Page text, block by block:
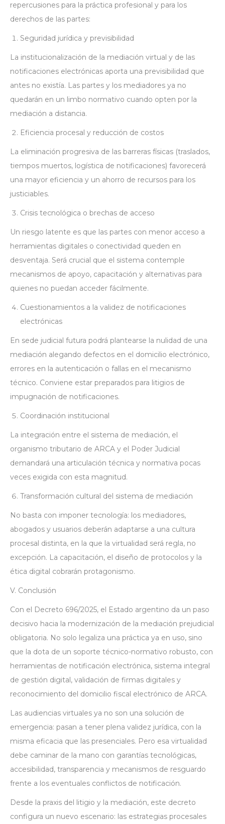
repercusiones para la práctica profesional y para los
derechos de las partes:
Seguridad jurídica y previsibilidad
La institucionalización de la mediación virtual y de las
notificaciones electrónicas aporta una previsibilidad que
antes no existía. Las partes y los mediadores ya no
quedarán en un limbo normativo cuando opten por la
mediación a distancia.
Eficiencia procesal y reducción de costos
La eliminación progresiva de las barreras físicas (traslados,
tiempos muertos, logística de notificaciones) favorecerá
una mayor eficiencia y un ahorro de recursos para los
justiciables.
Crisis tecnológica o brechas de acceso
Un riesgo latente es que las partes con menor acceso a
herramientas digitales o conectividad queden en
desventaja. Será crucial que el sistema contemple
mecanismos de apoyo, capacitación y alternativas para
quienes no puedan acceder fácilmente.
Cuestionamientos a la validez de notificaciones
electrónicas
En sede judicial futura podrá plantearse la nulidad de una
mediación alegando defectos en el domicilio electrónico,
errores en la autenticación o fallas en el mecanismo
técnico. Conviene estar preparados para litigios de
impugnación de notificaciones.
Coordinación institucional
La integración entre el sistema de mediación, el
organismo tributario de ARCA y el Poder Judicial
demandará una articulación técnica y normativa pocas
veces exigida con esta magnitud.
Transformación cultural del sistema de mediación
No basta con imponer tecnología: los mediadores,
abogados y usuarios deberán adaptarse a una cultura
procesal distinta, en la que la virtualidad será regla, no
excepción. La capacitación, el diseño de protocolos y la
ética digital cobrarán protagonismo.
V. Conclusión
Con el Decreto 696/2025, el Estado argentino da un paso
decisivo hacia la modernización de la mediación prejudicial
obligatoria. No solo legaliza una práctica ya en uso, sino
que la dota de un soporte técnico-normativo robusto, con
herramientas de notificación electrónica, sistema integral
de gestión digital, validación de firmas digitales y
reconocimiento del domicilio fiscal electrónico de ARCA.
Las audiencias virtuales ya no son una solución de
emergencia: pasan a tener plena validez jurídica, con la
misma eficacia que las presenciales. Pero esa virtualidad
debe caminar de la mano con garantías tecnológicas,
accesibilidad, transparencia y mecanismos de resguardo
frente a los eventuales conflictos de notificación.
Desde la praxis del litigio y la mediación, este decreto
configura un nuevo escenario: las estrategias procesales